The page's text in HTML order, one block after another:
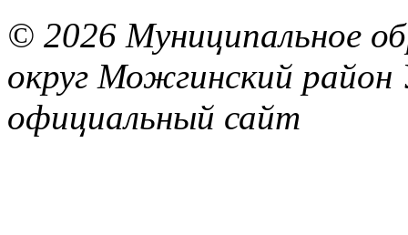
© 2026 Муниципальное
округ Можгинский район
официальный сайт